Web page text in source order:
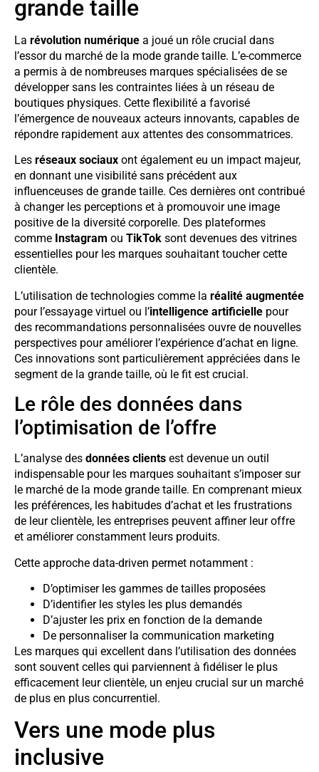
grande taille
La révolution numérique a joué un rôle crucial dans
l’essor du marché de la mode grande taille. L’e-commerce
a permis à de nombreuses marques spécialisées de se
développer sans les contraintes liées à un réseau de
boutiques physiques. Cette flexibilité a favorisé
l’émergence de nouveaux acteurs innovants, capables de
répondre rapidement aux attentes des consommatrices.
Les réseaux sociaux ont également eu un impact majeur,
en donnant une visibilité sans précédent aux
influenceuses de grande taille. Ces dernières ont contribué
à changer les perceptions et à promouvoir une image
positive de la diversité corporelle. Des plateformes
comme Instagram ou TikTok sont devenues des vitrines
essentielles pour les marques souhaitant toucher cette
clientèle.
L’utilisation de technologies comme la réalité augmentée
pour l’essayage virtuel ou l’intelligence artificielle pour
des recommandations personnalisées ouvre de nouvelles
perspectives pour améliorer l’expérience d’achat en ligne.
Ces innovations sont particulièrement appréciées dans le
segment de la grande taille, où le fit est crucial.
Le rôle des données dans
l’optimisation de l’offre
L’analyse des données clients est devenue un outil
indispensable pour les marques souhaitant s’imposer sur
le marché de la mode grande taille. En comprenant mieux
les préférences, les habitudes d’achat et les frustrations
de leur clientèle, les entreprises peuvent affiner leur offre
et améliorer constamment leurs produits.
Cette approche data-driven permet notamment :
D’optimiser les gammes de tailles proposées
D’identifier les styles les plus demandés
D’ajuster les prix en fonction de la demande
De personnaliser la communication marketing
Les marques qui excellent dans l’utilisation des données
sont souvent celles qui parviennent à fidéliser le plus
efficacement leur clientèle, un enjeu crucial sur un marché
de plus en plus concurrentiel.
Vers une mode plus
inclusive